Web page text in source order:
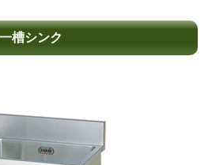
槽シンク